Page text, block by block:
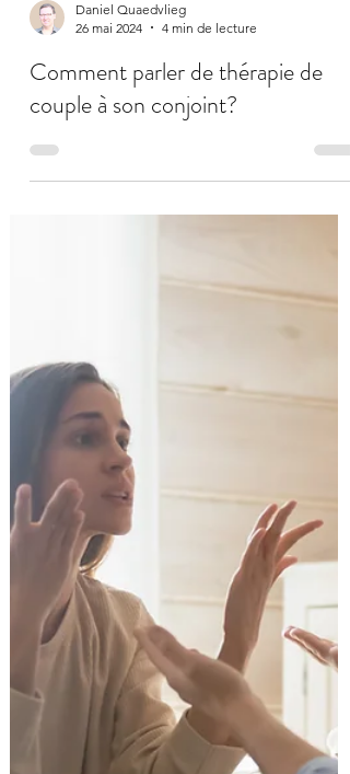
Daniel Quaedvlieg
Comment parler de thérapie de
couple à son conjoint?